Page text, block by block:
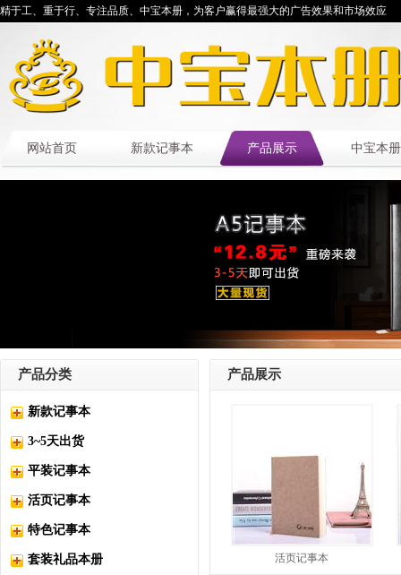
精于工、重于行、专注品质、中宝本册，为客户赢得最强大的广告效果和市场效应
网站首页 新款记事本 产品展示 中宝本
产品分类
新款记事本
3~5天出货
平装记事本
活页记事本
特色记事本
套装礼品本册
产品展示
活页记事本